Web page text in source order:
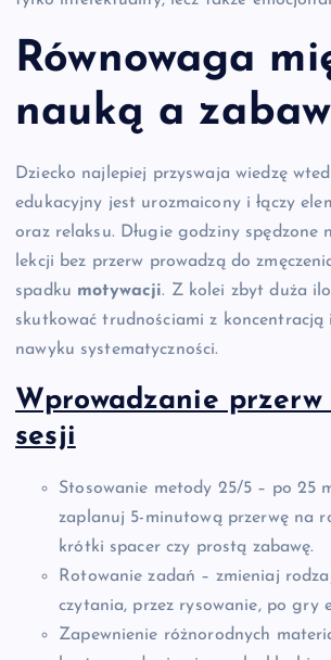
Równowaga
nauką a
Dziecko najlepiej przyswaja wiedzę
edukacyjny jest urozmaicony i łączy
oraz relaksu. Długie godziny spędzone
lekcji bez przerw prowadzą do
spadku motywacji. Z kolei zbyt duża
skutkować trudnościami z koncentracją
nawyku systematyczności.
Wprowadzanie
sesji
Stosowanie metody 25/5 – po 25
zaplanuj 5-minutową przerwę na
krótki spacer czy prostą zabawę.
Rotowanie zadań – zmieniaj
czytania, przez rysowanie, po gry
Zapewnienie różnorodnych